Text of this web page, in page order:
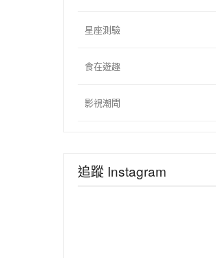
星座測驗
食在遊趣
影視潮聞
追蹤 Instagram